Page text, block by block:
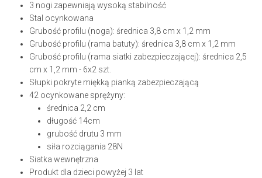
3 nogi zapewniają wysoką stabilność
Stal ocynkowana
Grubość profilu (noga): średnica 3,8 cm x 1,2 mm
Grubość profilu (rama batuty): średnica 3,8 cm x 1,2 mm
Grubość profilu (rama siatki zabezpieczającej): średnica 2,5
cm x 1,2 mm - 6x2 szt.
Słupki pokryte miękką pianką zabezpieczającą
42 ocynkowane sprężyny:
średnica 2,2 cm
długość 14cm
grubość drutu 3 mm
siła rozciągania 28N
Siatka wewnętrzna
Produkt dla dzieci powyżej 3 lat